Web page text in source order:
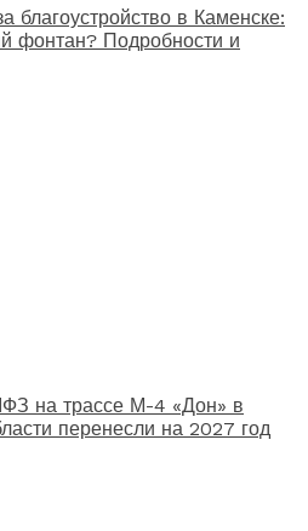
благоустройство в Каменске:
фонтан? Подробности и
на трассе М-4 «Дон» в
перенесли на 2027 год